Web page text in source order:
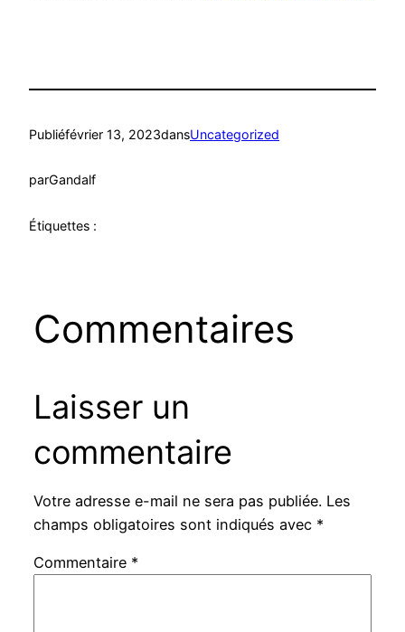
Publiéfévrier 13, 2023dansUncategorized
parGandalf
Étiquettes :
Commentaires
Laisser un
commentaire
Votre adresse e-mail ne sera pas publiée. Les
champs obligatoires sont indiqués avec *
Commentaire *